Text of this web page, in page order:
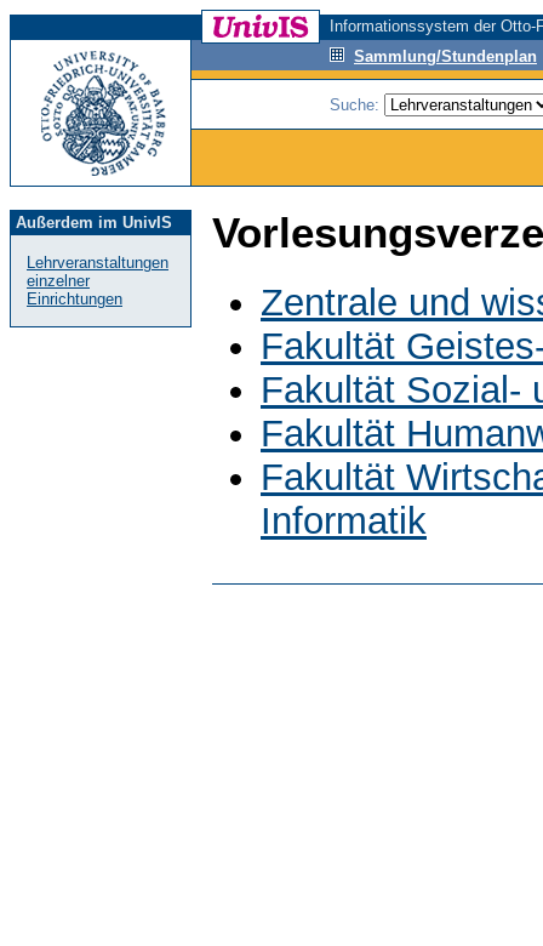
Informationssystem der
Sammlung/Stundenplan
Suche:
Außerdem im UnivIS
Lehrveranstaltungen
einzelner
Einrichtungen
Zentrale und
Fakultät
Fakultät Sozial-
Fakultät
Fakultät
Informatik